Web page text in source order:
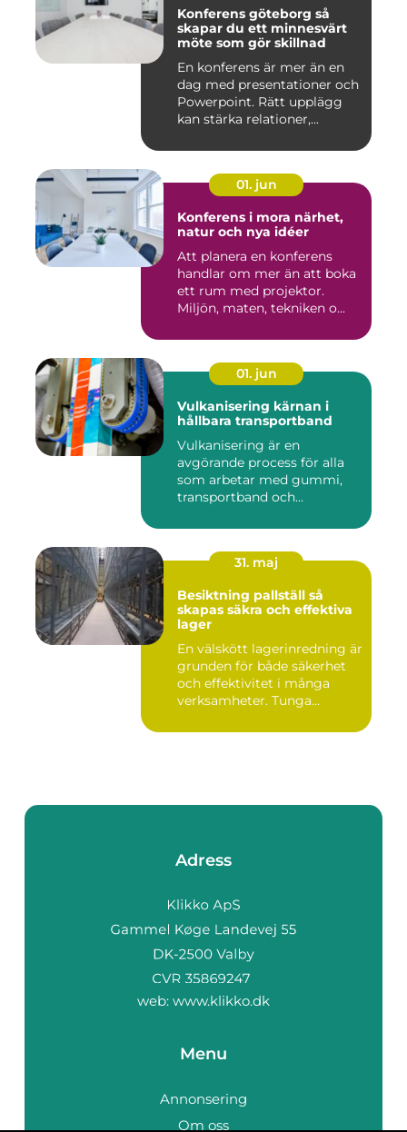
Konferens göteborg så
skapar du ett minnesvärt
möte som gör skillnad
En konferens är mer än en
dag med presentationer och
Powerpoint. Rätt upplägg
kan stärka relationer,...
01. jun
Konferens i mora närhet,
natur och nya idéer
Att planera en konferens
handlar om mer än att boka
ett rum med projektor.
Miljön, maten, tekniken o...
01. jun
Vulkanisering kärnan i
hållbara transportband
Vulkanisering är en
avgörande process för alla
som arbetar med gummi,
transportband och
31. maj
Besiktning pallställ så
skapas säkra och effektiva
lager
En välskött lagerinredning är
grunden för både säkerhet
och effektivitet i många
verksamheter. Tunga...
Adress
web: www.klikko.dk
Menu
Annonsering
Om oss